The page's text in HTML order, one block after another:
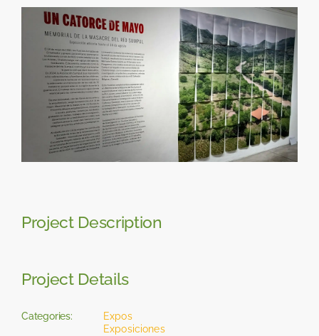
View
Larger
Image
Project Description
Project Details
Categories:
Expos
Exposiciones